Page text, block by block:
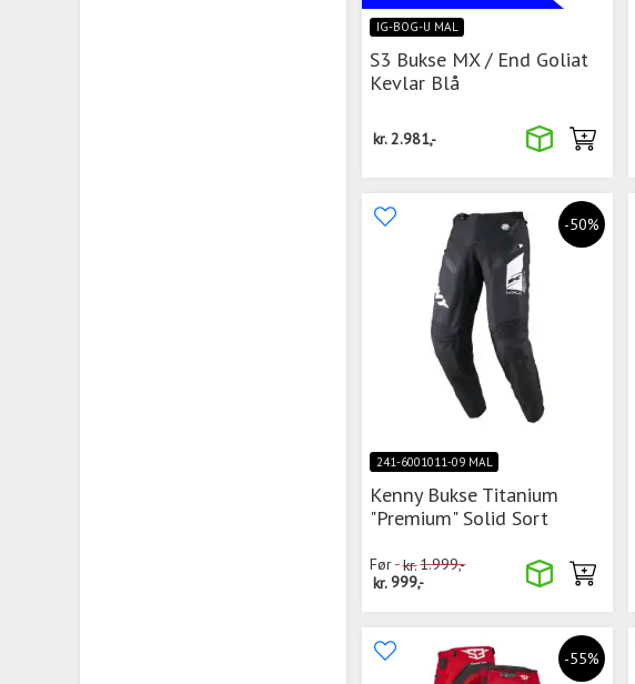
IG-BOG-U MAL
S3 Bukse MX / End Goliat
Kevlar Blå
kr.2.981,-
-50%
241-6001011-09 MAL
Kenny Bukse Titanium
"Premium" Solid Sort
Før kr.1.999,-
kr.999,-
-55%